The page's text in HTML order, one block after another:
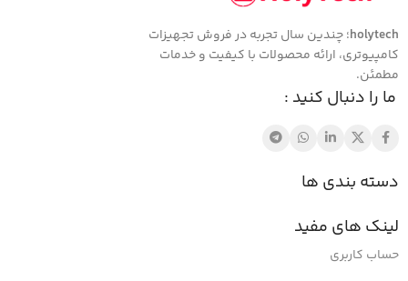
holytech؛ چندین سال تجربه در فروش تجهیزات
کامپیوتری، ارائه محصولات با کیفیت و خدمات
مطمئن.
ما را دنبال کنید :
دسته بندی ها
لینک های مفید
حساب کاربری